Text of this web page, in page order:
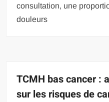
consultation, une
douleurs
TCMH bas cancer :
sur les risques de